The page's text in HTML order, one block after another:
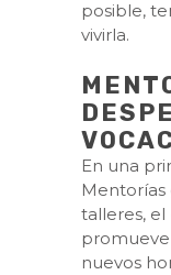
posible,
vivirla.
En una
talleres,
promueve
nuevos